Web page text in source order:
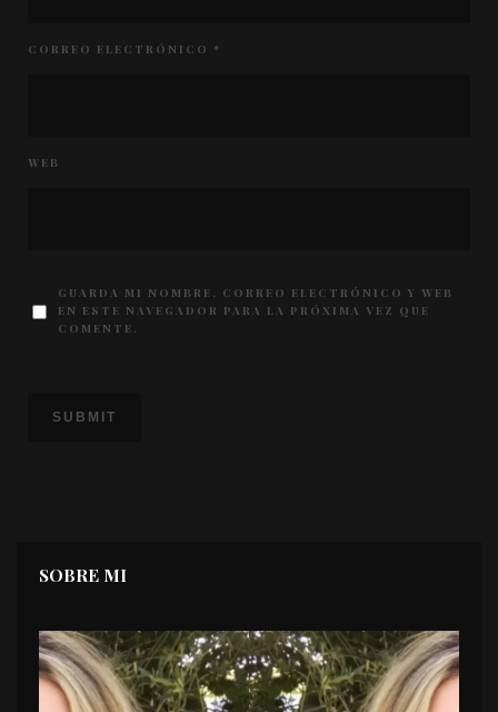
CORREO ELECTRÓNICO *
WEB
GUARDA MI NOMBRE, CORREO ELECTRÓNICO Y WEB
EN ESTE NAVEGADOR PARA LA PRÓXIMA VEZ QUE
COMENTE.
SOBRE MI